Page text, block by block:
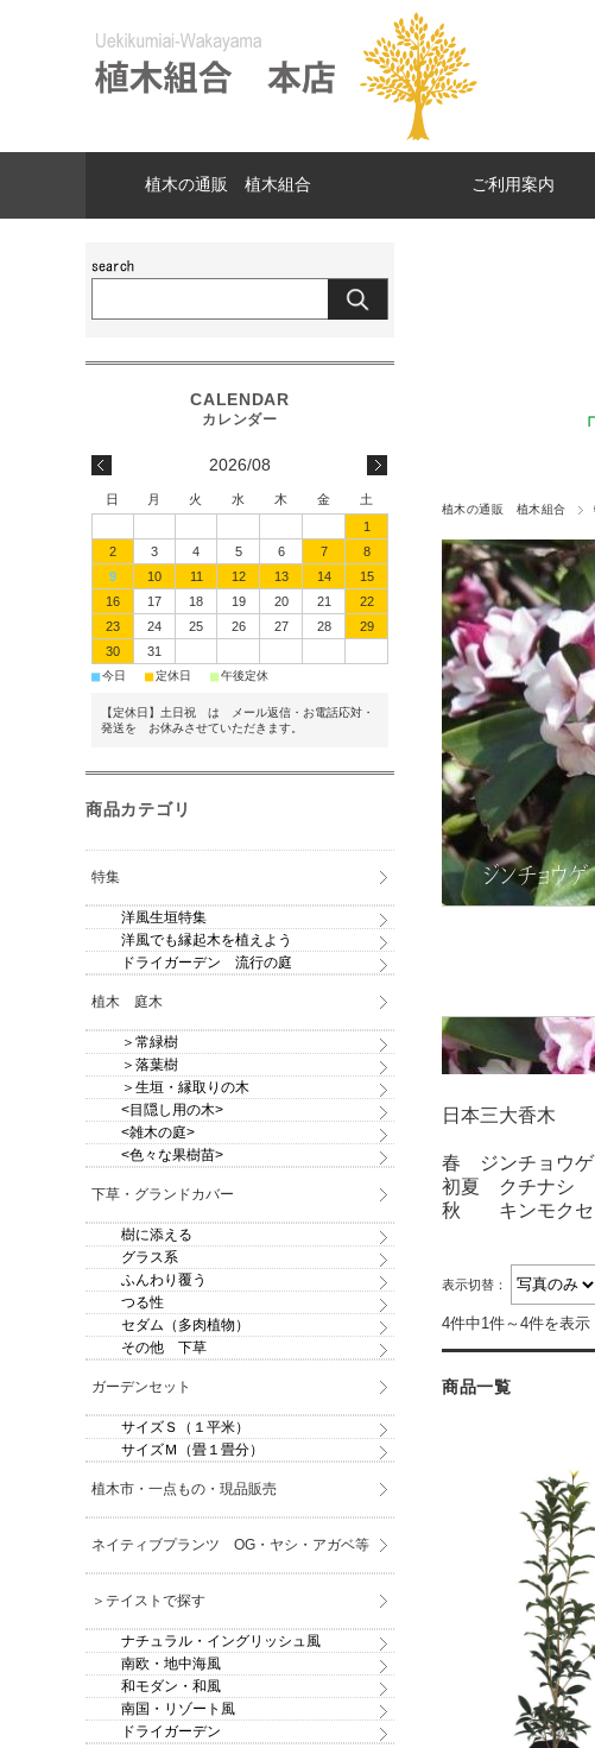
植木の通販 植木組合 ご利用案内
植木の通販 植木組合
日本三大香木
春 ジンチョウ
初夏 クチナシ
秋 キンモク
表示切替：
4件中1件～4件を表示
商品一覧
2026/08
日 月 火 水 木 金
土
1
2
3 4 5 6 7
8
9
10 11 12 13 14
15
16
17 18 19 20 21
22
23
24 25 26 27 28
29
30
31
■今日 ■定休日 ■午後定休
【定休日】土日祝 は メール返信・お電話応対・
発送を お休みさせていただきます。
商品カテゴリ
特集
洋風生垣特集
洋風でも縁起木を植えよう
ドライガーデン 流行の庭
植木 庭木
＞常緑樹
＞落葉樹
＞生垣・縁取りの木
<目隠し用の木>
<雑木の庭>
<色々な果樹苗>
下草・グランドカバー
樹に添える
グラス系
ふんわり覆う
つる性
セダム（多肉植物）
その他 下草
ガーデンセット
サイズＳ（１平米）
サイズＭ（畳１畳分）
植木市・一点もの・現品販売
ネイティブプランツ OG・ヤシ・アガベ等
＞テイストで探す
ナチュラル・イングリッシュ風
南欧・地中海風
和モダン・和風
南国・リゾート風
ドライガーデン